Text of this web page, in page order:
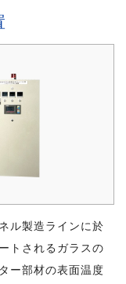
ル製造ラインに於
トされるガラスの
ー部材の表面温度